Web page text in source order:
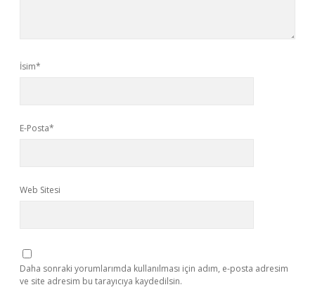
İsim*
E-Posta*
Web Sitesi
Daha sonraki yorumlarımda kullanılması için adım, e-posta adresim
ve site adresim bu tarayıcıya kaydedilsin.